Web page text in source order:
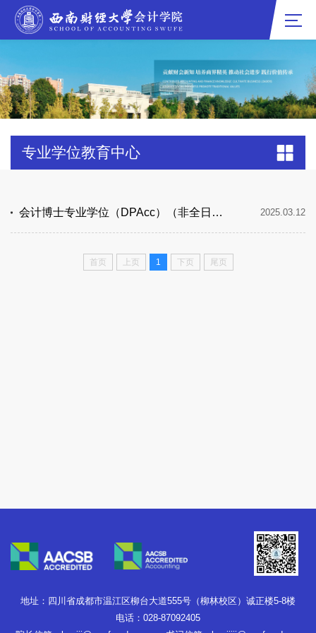
专业学位教育中心
会计博士专业学位（DPAcc）（非全日制） 2025.03.12
首页 上页 1 下页 尾页
地址：四川省成都市温江区柳台大道555号（柳林校区）诚正楼5-8楼
电话：028-87092405